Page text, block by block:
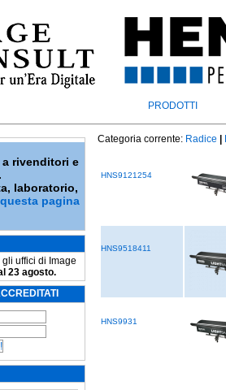
PRODOTTI
rivenditori e
laboratorio,
questa pagina
uffici di Image
23 agosto.
Categoria corrente: Radice
HNS9121254
HNS9518411
HNS9931